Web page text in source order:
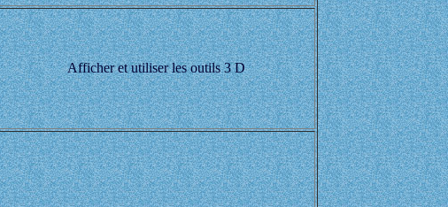
Afficher et utiliser les outils 3 D